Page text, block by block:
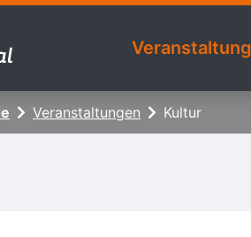
Veranstaltungen Kultur